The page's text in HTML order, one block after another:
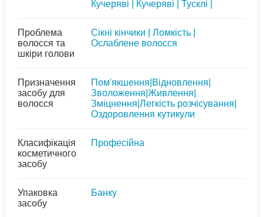
Кучеряві | Кучеряві | Тусклі |
Проблема
волосся та
шкіри голови
Сікні кінчики | Ломкість |
Ослаблене волосся
Призначення
засобу для
волосся
Пом'якшення|Відновлення|
Зволоження|Живлення|
Зміцнення|Легкість розчісування|
Оздоровлення кутикули
Класифікація
косметичного
засобу
Професійна
Упаковка
засобу
Банку